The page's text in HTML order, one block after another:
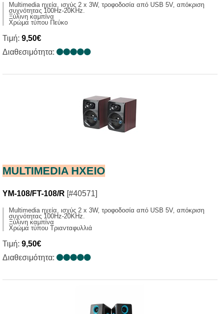
Multimedia ηχεία, ισχύς 2 x 3W, τροφοδοσία από USB 5V, απόκριση
συχνότητας 100Ηz-20KHz.
Ξύλινη καμπίνα
Χρώμα τύπου Πεύκο
Τιμή: 9,50€
Διαθεσιμότητα:
MULTIMEDIA HXΕΙΟ
YM-108/FT-108/R [#40571]
Multimedia ηχεία, ισχύς 2 x 3W, τροφοδοσία από USB 5V, απόκριση
συχνότητας 100Ηz-20KHz.
Ξύλινη καμπίνα
Χρώμα τύπου Τριανταφυλλιά
Τιμή: 9,50€
Διαθεσιμότητα: